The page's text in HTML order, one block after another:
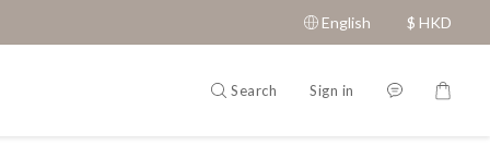
English $ HKD
Search Sign in